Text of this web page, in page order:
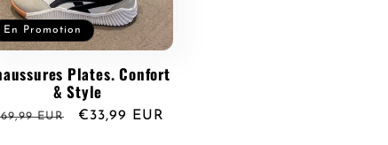
En Promotion
Plates. Confort
& Style
EUR
Prix
€33,99 EUR